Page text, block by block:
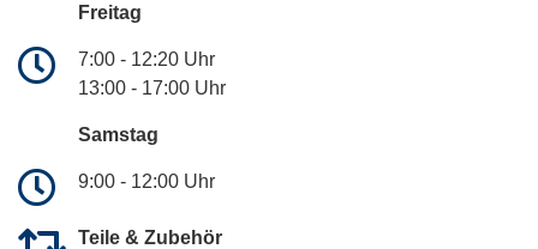
Freitag
7:00 - 12:20 Uhr
13:00 - 17:00 Uhr
Samstag
9:00 - 12:00 Uhr
Teile & Zubehör